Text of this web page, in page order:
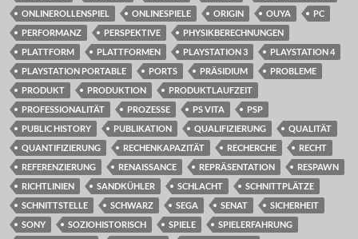
ONLINEROLLENSPIEL
ONLINESPIELE ORIGIN OUYA
PC
PERFORMANZ
PERSPEKTIVE
PHYSIKBERECHNUNGEN
PLATTFORM
PLATTFORMEN PLAYSTATION 3
PLAYSTATION 4
PLAYSTATION PORTABLE
PORTS PRÄSIDIUM
PROBLEME
PRODUKT
PRODUKTION
PRODUKTLAUFZEIT
PROFESSIONALITÄT
PROZESSE PS VITA
PSP
PUBLIC HISTORY
PUBLIKATION QUALIFIZIERUNG
QUALITÄT
QUANTIFIZIERUNG
RECHENKAPAZITÄT RECHERCHE
RECHT
REFERENZIERUNG
RENAISSANCE REPRÄSENTATION
RESPAWN
RICHTLINIEN
SANDKÜHLER SCHLACHT
SCHNITTPLÄTZE
SCHNITTSTELLE
SCHWARZ SEGA SENAT
SICHERHEIT
SONY
SOZIOHISTORISCH SPIELE
SPIELERFAHRUNG